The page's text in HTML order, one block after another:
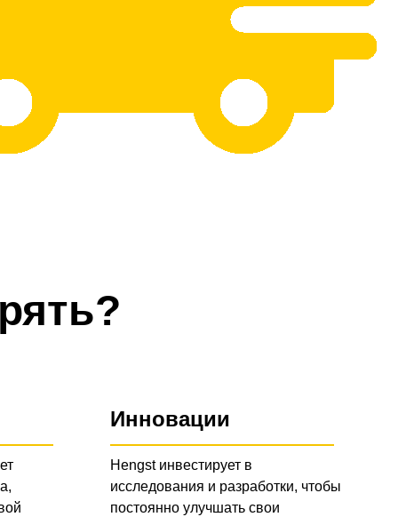
Инновации
Hengst инвестирует в
исследования и разработки, чтобы
постоянно улучшать свои